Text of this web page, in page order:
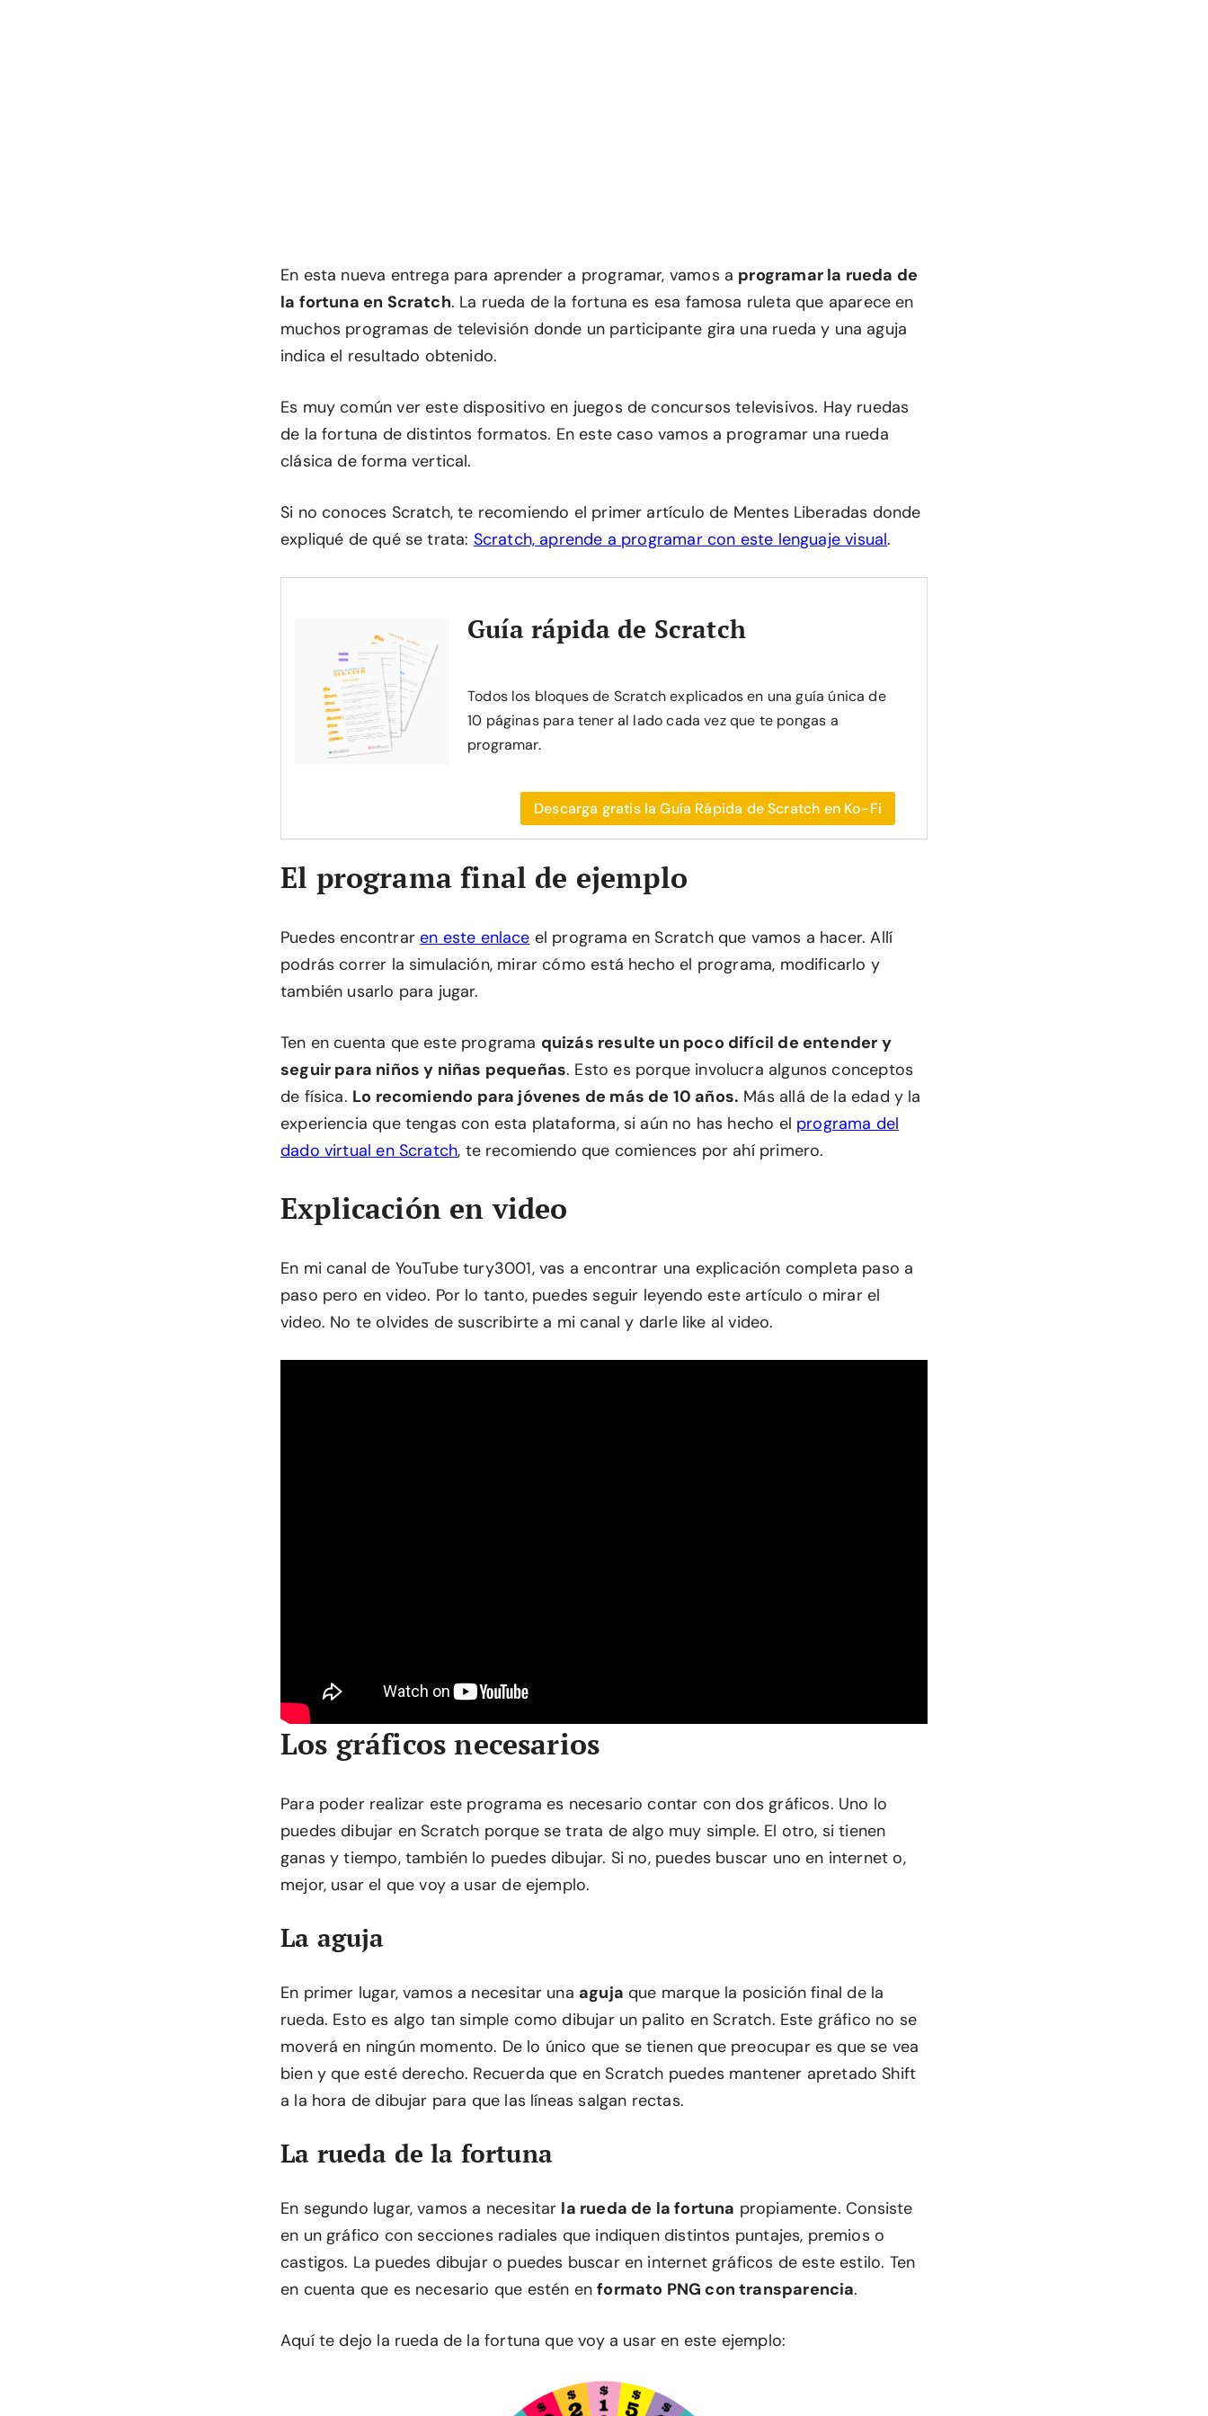
En esta nueva entrega para aprender a programar, vamos a programar la rueda de
la fortuna en Scratch. La rueda de la fortuna es esa famosa ruleta que aparece en
muchos programas de televisión donde un participante gira una rueda y una aguja
indica el resultado obtenido.
Es muy común ver este dispositivo en juegos de concursos televisivos. Hay ruedas
de la fortuna de distintos formatos. En este caso vamos a programar una rueda
clásica de forma vertical.
Si no conoces Scratch, te recomiendo el primer artículo de Mentes Liberadas donde
expliqué de qué se trata: Scratch, aprende a programar con este lenguaje visual.
Guía rápida de Scratch
Todos los bloques de Scratch explicados en una guía única de
10 páginas para tener al lado cada vez que te pongas a
programar.
Descarga gratis la Guía Rápida de Scratch en Ko-Fi
El programa final de ejemplo
Puedes encontraren este enlace el programa en Scratch que vamos a hacer. Allí
podrás correr la simulación, mirar cómo está hecho el programa, modificarlo y
también usarlo para jugar.
Ten en cuenta que este programa quizás resulte un poco difícil de entender y
seguir para niños y niñas pequeñas. Esto es porque involucra algunos conceptos
de física. Lo recomiendo para jóvenes de más de 10 años. Más allá de la edad y la
experiencia que tengas con esta plataforma, si aún no has hecho el programa del
dado virtual en Scratch, te recomiendo que comiences por ahí primero.
Explicación en video
En mi canal de YouTube tury3001, vas a encontrar una explicación completa paso a
paso pero en video. Por lo tanto, puedes seguir leyendo este artículo o mirar el
video. No te olvides de suscribirte a mi canal y darle like al video.
Los gráficos necesarios
Para poder realizar este programa es necesario contar con dos gráficos. Uno lo
puedes dibujar en Scratch porque se trata de algo muy simple. El otro, si tienen
ganas y tiempo, también lo puedes dibujar. Si no, puedes buscar uno en internet o,
mejor, usar el que voy a usar de ejemplo.
La aguja
En primer lugar, vamos a necesitar una aguja que marque la posición final de la
rueda. Esto es algo tan simple como dibujar un palito en Scratch. Este gráfico no se
moverá en ningún momento. De lo único que se tienen que preocupar es que se vea
bien y que esté derecho. Recuerda que en Scratch puedes mantener apretado Shift
a la hora de dibujar para que las líneas salgan rectas.
La rueda de la fortuna
En segundo lugar, vamos a necesitar la rueda de la fortuna propiamente. Consiste
en un gráfico con secciones radiales que indiquen distintos puntajes, premios o
castigos. La puedes dibujar o puedes buscar en internet gráficos de este estilo. Ten
en cuenta que es necesario que estén enformato PNG con transparencia.
Aquí te dejo la rueda de la fortuna que voy a usar en este ejemplo: